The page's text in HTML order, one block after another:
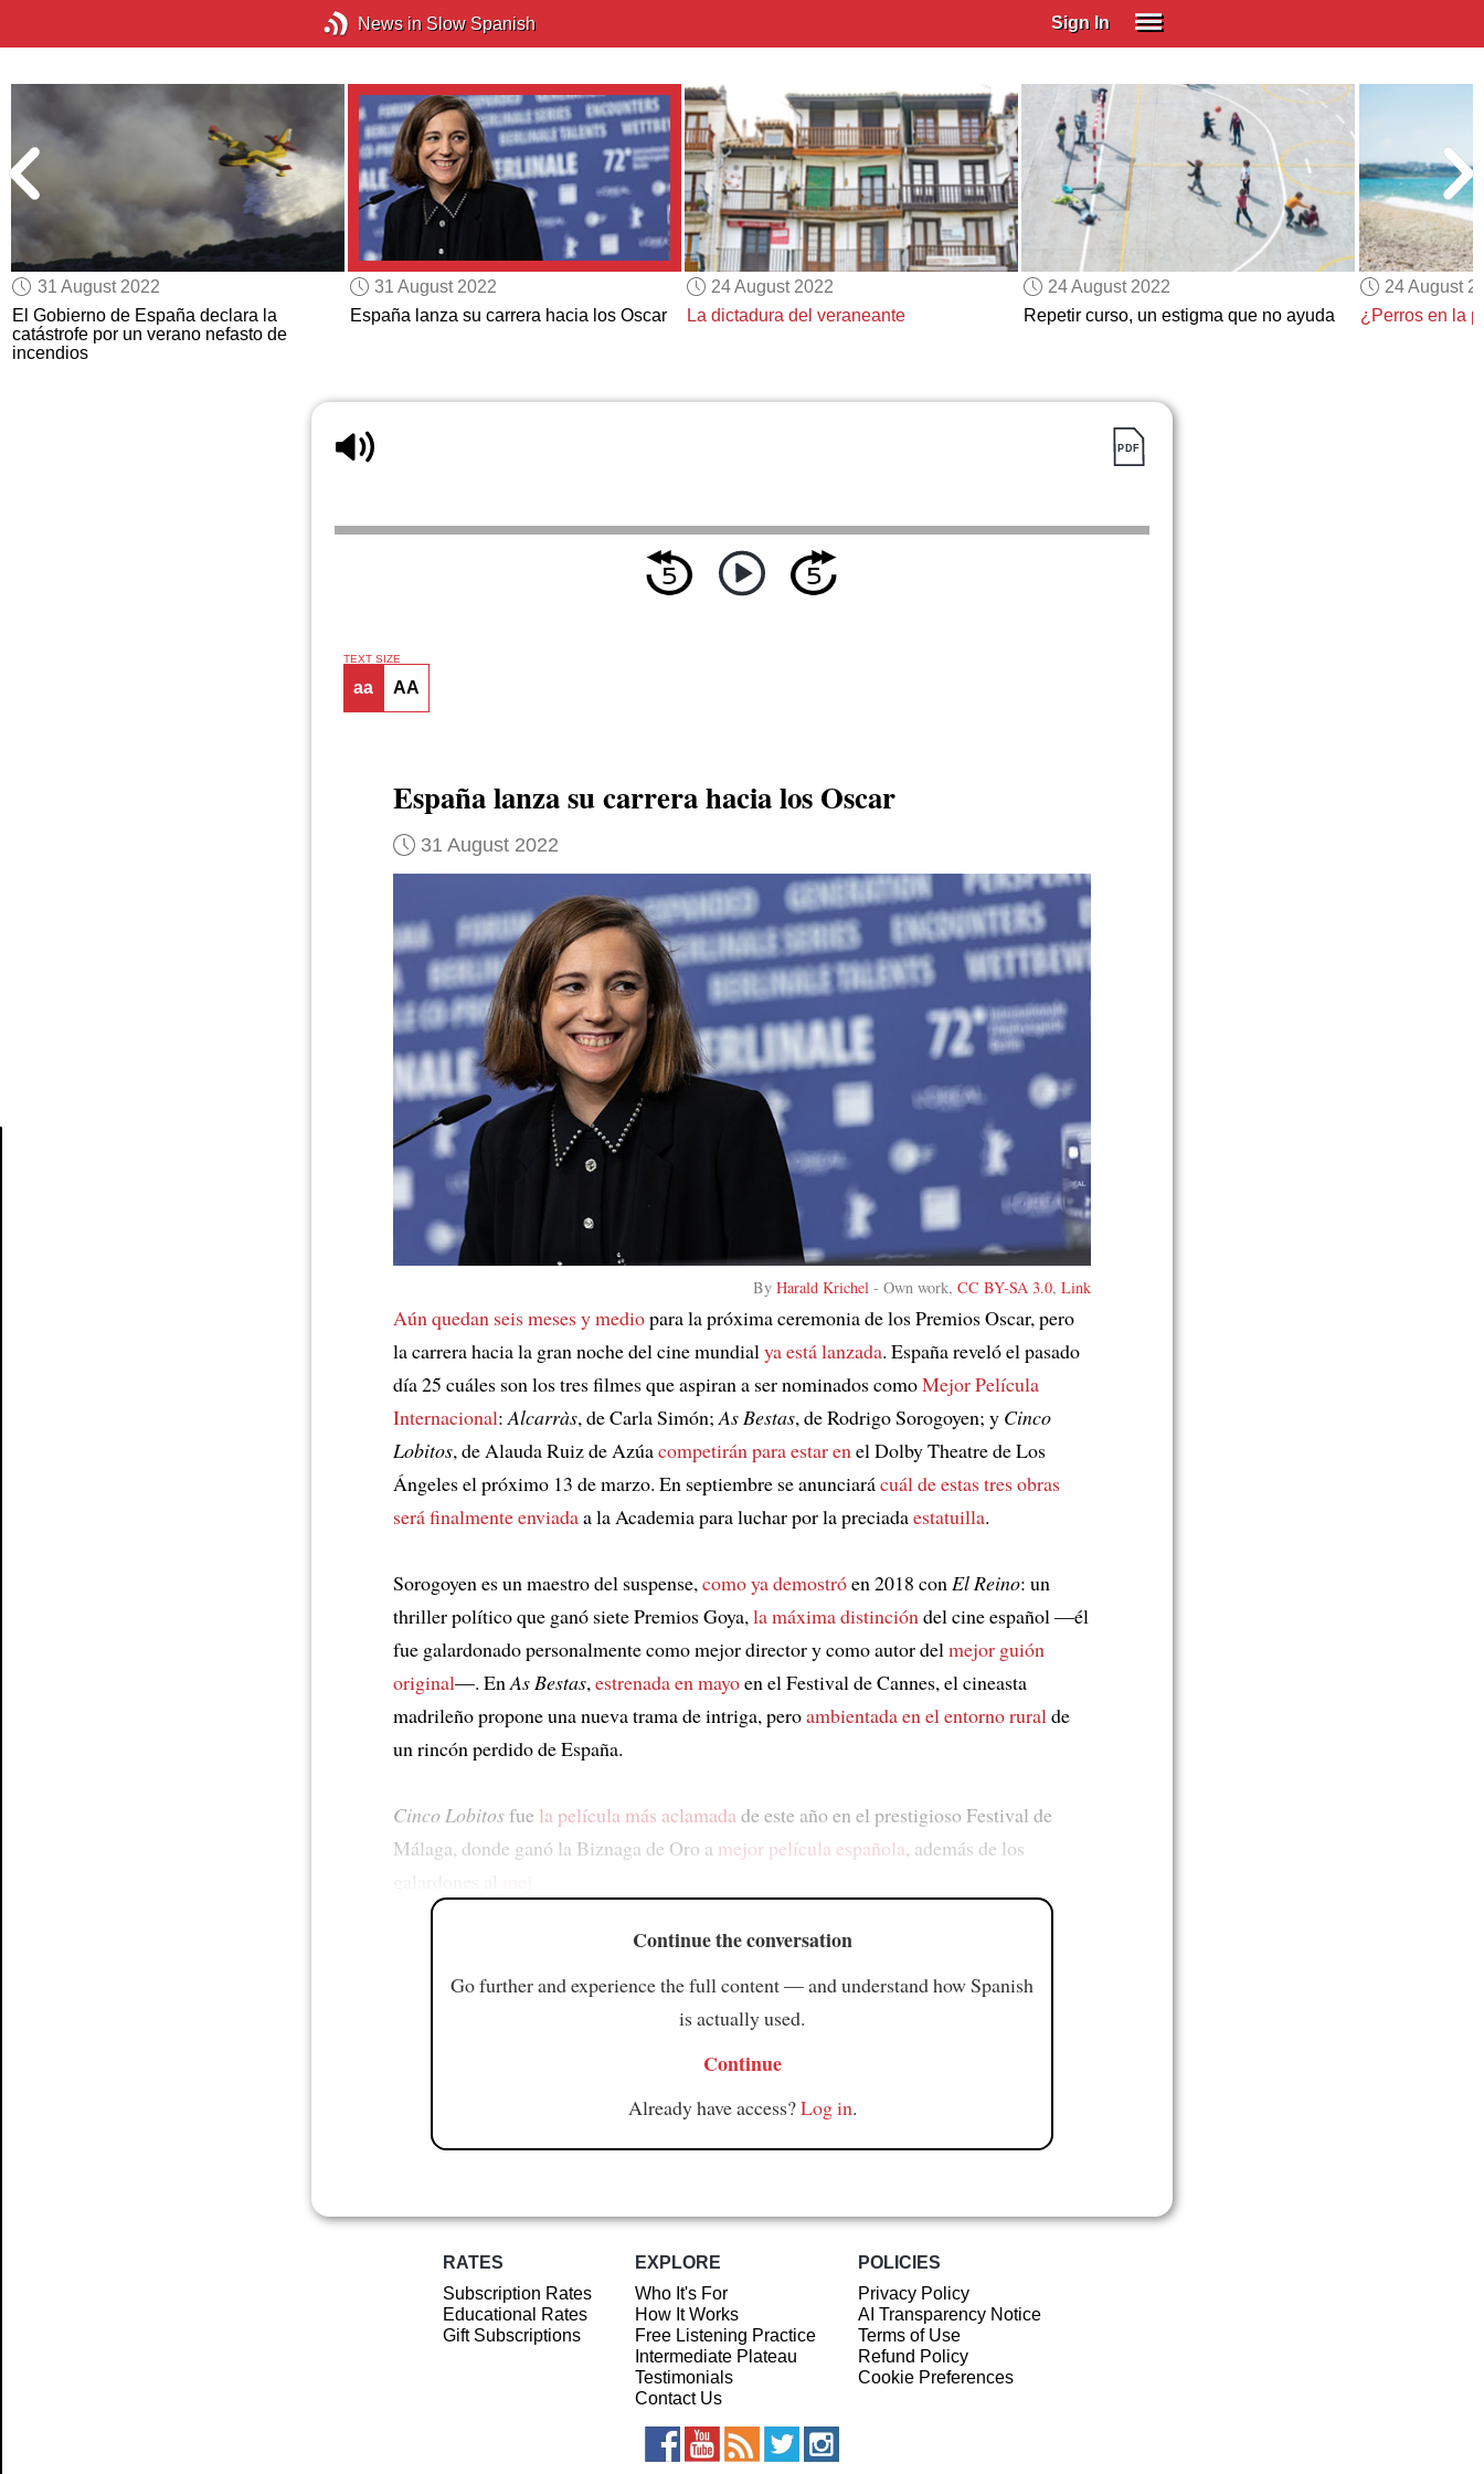
News in Slow Spanish Sign In
Spanish (Spain)
Spanish (Latino)
SUBSCRIBE
EDUCATIONAL LICENSES
GIFT CARDS
OTHER LANGUAGES
31 August 2022
El Gobierno de España declara la
catástrofe por un verano nefasto de
incendios
31 August 2022
España lanza su carrera hacia los Oscar
24 August 2022
La dictadura del veraneante
24 August 2022
Repetir curso, un estigma que no ayuda
24 August
¿Perros en la
TEXT SIZE
aa AA
España lanza su carrera hacia los Oscar
31 August 2022
By Harald Krichel - Own work, CC BY-SA 3.0, Link
Aún quedan seis meses y mediopara la próxima ceremonia de los Premios Oscar, pero
la carrera hacia la gran noche del cine mundial ya está lanzada. España reveló el pasado
día 25 cuáles son los tres filmes que aspiran a ser nominados comoMejor Película
Internacional: Alcarràs, de Carla Simón; As Bestas, de Rodrigo Sorogoyen; y Cinco
Lobitos, de Alauda Ruiz de Azúacompetirán para estar en el Dolby Theatre de Los
Ángeles el próximo 13 de marzo. En septiembre se anunciarácuál de estas tres obras
será finalmente enviadaa la Academia para luchar por la preciadaestatuilla.
Sorogoyen es un maestro del suspense, como ya demostróen 2018 con El Reino: un
thriller político que ganó siete Premios Goya, la máxima distinción del cine español —él
fue galardonado personalmente como mejor director y como autor del mejor guión
original—. En As Bestas, estrenada en mayoen el Festival de Cannes, el cineasta
madrileño propone una nueva trama de intriga, peroambientada en el entorno rural de
un rincón perdido de España.
Cinco Lobitosfue la película más aclamada de este año en el prestigioso Festival de
Málaga, donde ganó la Biznaga de Oro a mejor película española, además de los
Continue the conversation
Go further and experience the full content — and understand how Spanish
is actually used.
Continue
Already have access?Log in.
RATES
Subscription Rates
Educational Rates
Gift Subscriptions
EXPLORE
Who It's For
How It Works
Free Listening Practice
Intermediate Plateau
Testimonials
Contact Us
POLICIES
Privacy Policy
AI Transparency Notice
Terms of Use
Refund Policy
Cookie Preferences